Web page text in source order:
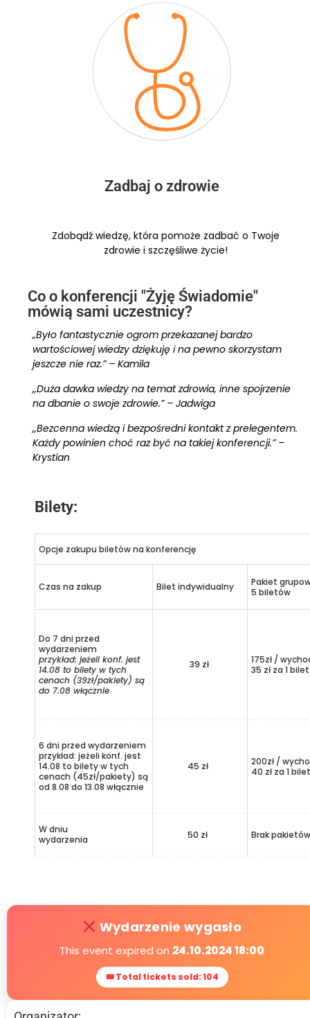
Zadbaj o zdrowie
Zdobądź wiedzę, która pomoże zadbać o Twoje
zdrowie i szczęśliwe życie!
Co o konferencji "Żyję Świadomie"
mówią sami uczestnicy?
„Było fantastycznie ogrom przekazanej bardzo
wartościowej wiedzy dziękuję i na pewno skorzystam
jeszcze nie raz.” – Kamila
,,Duża dawka wiedzy na temat zdrowia, inne spojrzenie
na dbanie o swoje zdrowie.” – Jadwiga
,,Bezcenna wiedzą i bezpośredni kontakt z prelegentem.
Każdy powinien choć raz być na takiej konferencji.” –
Krystian
Bilety:
Opcje zakupu biletów na konferencję
Czas na zakup Bilet indywidualny
Pakiet
5 biletów
Do 7 dni przed
wydarzeniem
przykład: jeżeli konf. jest
14.08 to bilety w tych
cenach (39zł/pakiety) są
do 7.08 włącznie
39 zł
175zł /
35 zł za 1 bilet
6 dni przed wydarzeniem
przykład: jeżeli konf. jest
14.08 to bilety w tych
cenach (45zł/pakiety) są
od 8.08 do 13.08 włącznie
45 zł
200zł /
40 zł za 1 bilet
W dniu
wydarzenia
50 zł Brak pakietów
Wydarzenie wygasło
This event expired on 24.10.2024 18:00
🎟 Total tickets sold: 104